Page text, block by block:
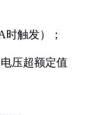
触发）；
压超额定值